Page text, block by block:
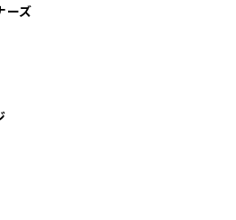
ーズ